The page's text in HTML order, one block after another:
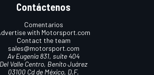
Contáctenos
Comentarios
with Motorsport.com
Contact the team
sales@motorsport.com
Av Eugenia 831, suite 404
Del Valle Centro, Benito Juárez
03100 Cd de México, D.F.